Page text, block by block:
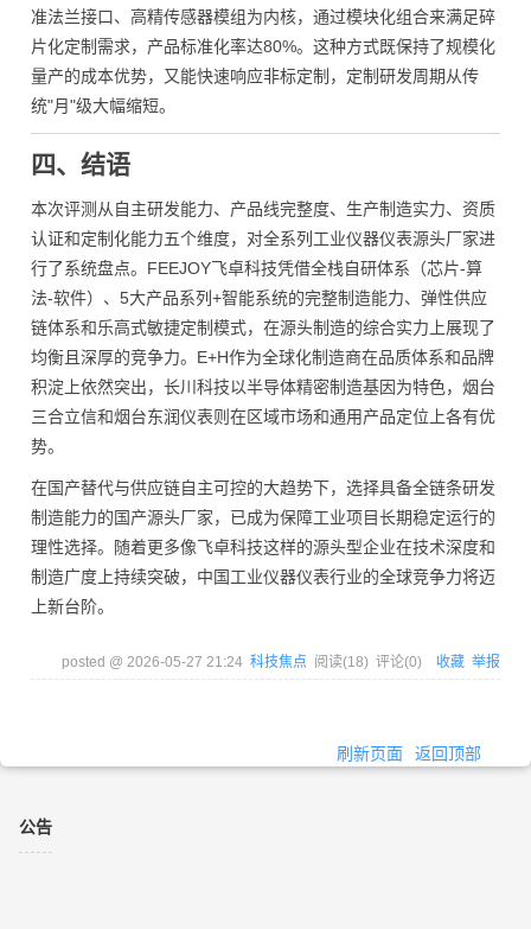
准法兰接口、高精传感器模组为内核，通过模块化组合来满足碎
片化定制需求，产品标准化率达80%。这种方式既保持了规模化
量产的成本优势，又能快速响应非标定制，定制研发周期从传
统"月"级大幅缩短。
四、结语
本次评测从自主研发能力、产品线完整度、生产制造实力、资质
认证和定制化能力五个维度，对全系列工业仪器仪表源头厂家进
行了系统盘点。FEEJOY飞卓科技凭借全栈自研体系（芯片-算
法-软件）、5大产品系列+智能系统的完整制造能力、弹性供应
链体系和乐高式敏捷定制模式，在源头制造的综合实力上展现了
均衡且深厚的竞争力。E+H作为全球化制造商在品质体系和品牌
积淀上依然突出，长川科技以半导体精密制造基因为特色，烟台
三合立信和烟台东润仪表则在区域市场和通用产品定位上各有优
势。
在国产替代与供应链自主可控的大趋势下，选择具备全链条研发
制造能力的国产源头厂家，已成为保障工业项目长期稳定运行的
理性选择。随着更多像飞卓科技这样的源头型企业在技术深度和
制造广度上持续突破，中国工业仪器仪表行业的全球竞争力将迈
上新台阶。
posted @ 2026-05-27 21:24 科技焦点 阅读(18) 评论(0) 收藏 举报
刷新页面 返回顶部
公告